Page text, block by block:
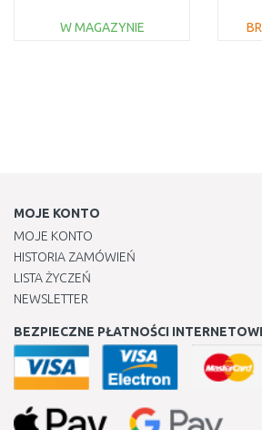
W MAGAZYNIE
MOJE KONTO
MOJE KONTO
HISTORIA ZAMÓWIEŃ
LISTA ŻYCZEŃ
NEWSLETTER
BEZPIECZNE PŁATNOŚCI